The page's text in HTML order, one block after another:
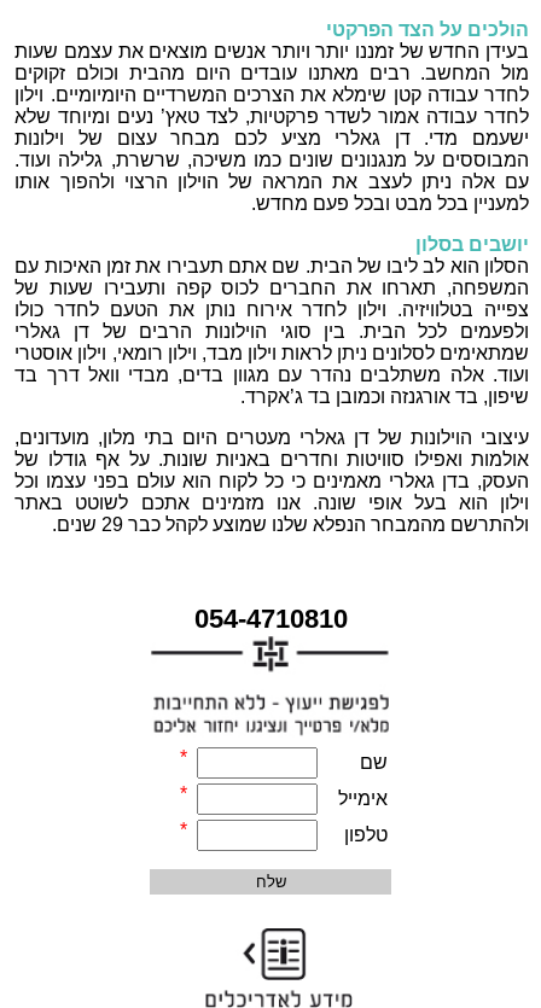
הולכים על הצד הפרקטי
בעידן החדש של זמננו יותר ויותר אנשים מוצאים את עצמם שעות
מול המחשב. רבים מאתנו עובדים היום מהבית וכולם זקוקים
לחדר עבודה קטן שימלא את הצרכים המשרדיים היומיומיים. וילון
לחדר עבודה אמור לשדר פרקטיות, לצד טאץ’ נעים ומיוחד שלא
ישעמם מדי. דן גאלרי מציע לכם מבחר עצום של וילונות
המבוססים על מנגנונים שונים כמו משיכה, שרשרת, גלילה ועוד.
עם אלה ניתן לעצב את המראה של הוילון הרצוי ולהפוך אותו
למעניין בכל מבט ובכל פעם מחדש.
יושבים בסלון
הסלון הוא לב ליבו של הבית. שם אתם תעבירו את זמן האיכות עם
המשפחה, תארחו את החברים לכוס קפה ותעבירו שעות של
צפייה בטלוויזיה. וילון לחדר אירוח נותן את הטעם לחדר כולו
ולפעמים לכל הבית. בין סוגי הוילונות הרבים של דן גאלרי
שמתאימים לסלונים ניתן לראות וילון מבד, וילון רומאי, וילון אוסטרי
ועוד. אלה משתלבים נהדר עם מגוון בדים, מבדי וואל דרך בד
שיפון, בד אורגנזה וכמובן בד ג’אקרד.
עיצובי הוילונות של דן גאלרי מעטרים היום בתי מלון, מועדונים,
אולמות ואפילו סוויטות וחדרים באניות שונות. על אף גודלו של
העסק, בדן גאלרי מאמינים כי כל לקוח הוא עולם בפני עצמו וכל
וילון הוא בעל אופי שונה. אנו מזמינים אתכם לשוטט באתר
ולהתרשם מהמבחר הנפלא שלנו שמוצע לקהל כבר 29 שנים.
054-4710810
שם
*
אימייל
*
טלפון
*